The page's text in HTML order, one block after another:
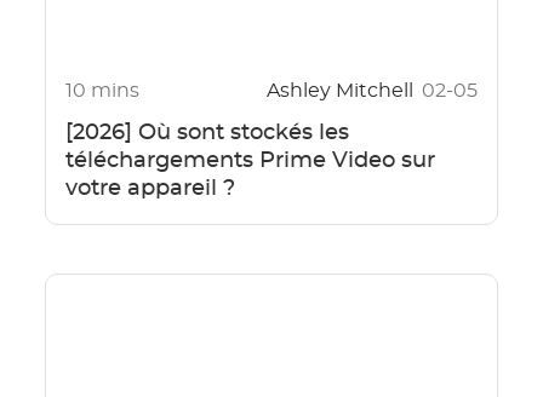
10 mins Ashley Mitchell 02-05
[2026] Où sont stockés les
téléchargements Prime Video sur
votre appareil ?